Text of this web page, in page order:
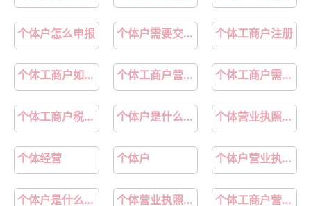
个体户怎么申报 个体户需要交税吗 个体工商户注册
个体工商户如何注销 个体工商户营业执照年检 个体工商户需要报税吗
个体工商户税务核定征收 个体户是什么意思 个体营业执照不注销有什么后果
个体经营 个体户 个体户营业执照办理流程
个体户是什么职业 个体营业执照怎么办理 个体工商户营业执照怎么注销